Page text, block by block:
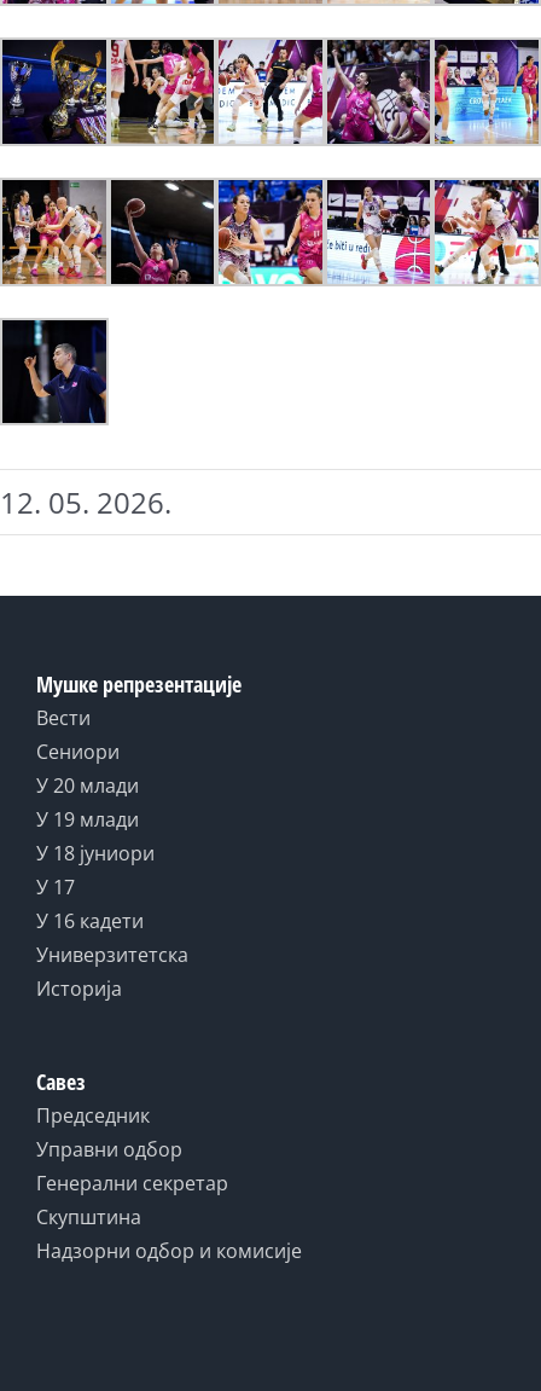
12. 05. 2026.
Мушке репрезентације
Вести
Сениори
У 20 млади
У 19 млади
У 18 јуниори
У 17
У 16 кадети
Универзитетска
Историја
Савез
Председник
Управни одбор
Генерални секретар
Скупштина
Надзорни одбор и комисије